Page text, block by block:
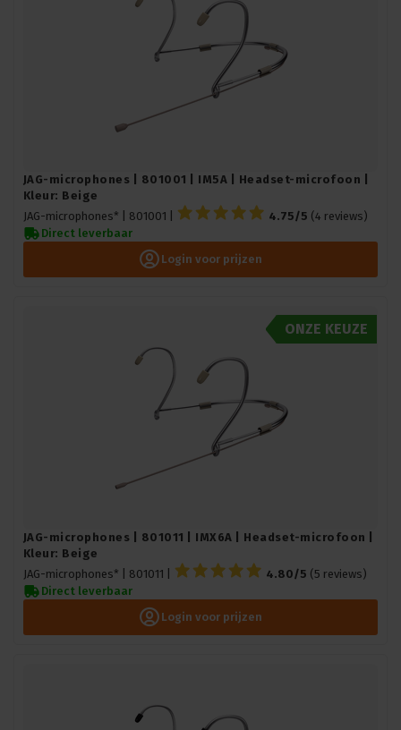
JAG-microphones | 801001 | IM5A | Headset-microfoon |
Kleur: Beige
JAG-microphones* | 801001 4.75/5 (4 reviews)
Direct leverbaar
Login voor prijzen
ONZE KEUZE
JAG-microphones | 801011 | IMX6A | Headset-microfoon |
Kleur: Beige
JAG-microphones* | 801011 4.80/5 (5 reviews)
Direct leverbaar
Login voor prijzen